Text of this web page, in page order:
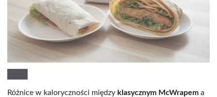
Różnice w kaloryczności między klasycznym McWrapem a